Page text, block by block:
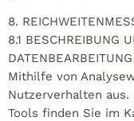
8.
8.1 BESCHREIBUNG
DATENBEARBEITUNG
Mithilfe von
Nutzerverhalten aus.
Tools finden Sie im